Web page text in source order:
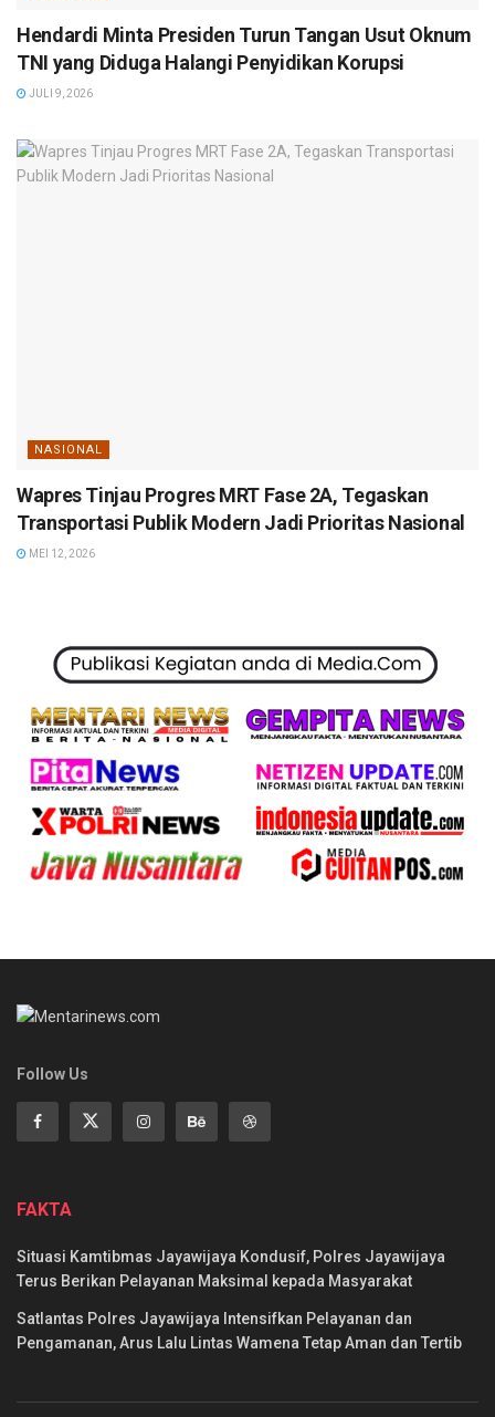
Hendardi Minta Presiden Turun Tangan Usut Oknum
TNI yang Diduga Halangi Penyidikan Korupsi
JULI 9, 2026
NASIONAL
Wapres Tinjau Progres MRT Fase 2A, Tegaskan
Transportasi Publik Modern Jadi Prioritas Nasional
MEI 12, 2026
Follow Us
FAKTA
Situasi Kamtibmas Jayawijaya Kondusif, Polres Jayawijaya
Terus Berikan Pelayanan Maksimal kepada Masyarakat
Satlantas Polres Jayawijaya Intensifkan Pelayanan dan
Pengamanan, Arus Lalu Lintas Wamena Tetap Aman dan Tertib